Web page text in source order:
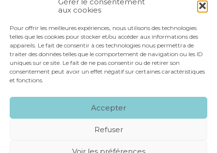
aux cookies
Pour offrir les meilleures expériences, nous utilisons des technologies
telles que les cookies pour stocker et/ou accéder aux informations des
appareils. Le fait de consentir à ces technologies nous permettra de
traiter des données telles que le comportement de navigation ou les ID
uniques sur ce site. Le fait de ne pas consentir ou de retirer son
consentement peut avoir un effet négatif sur certaines caractéristiques
et fonctions.
Accepter
Refuser
Voir les préférences
FaceBook
TwitterLinkedIn
Footer
NOS SERVICES
NOS SPÉCIALITÉS
RECRUTEMENT CONTACT
MENTIONS LÉGALES PLAN DU SITE